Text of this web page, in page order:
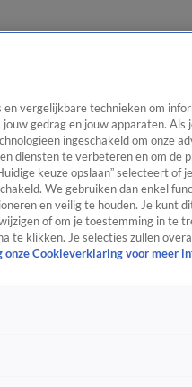
en vergelijkbare technieken om
gedrag en jouw apparaten. Als
ingeschakeld om onze
diensten te verbeteren en om de
keuze opslaan” selecteert of
We gebruiken dan enkel
en veilig te houden. Je kunt
of om je toestemming in te
te klikken. Je selecties zullen
onze Cookieverklaring voor meer